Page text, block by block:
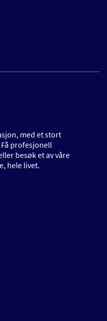
med et stort
profesjonell
besøk et av våre
hele livet.